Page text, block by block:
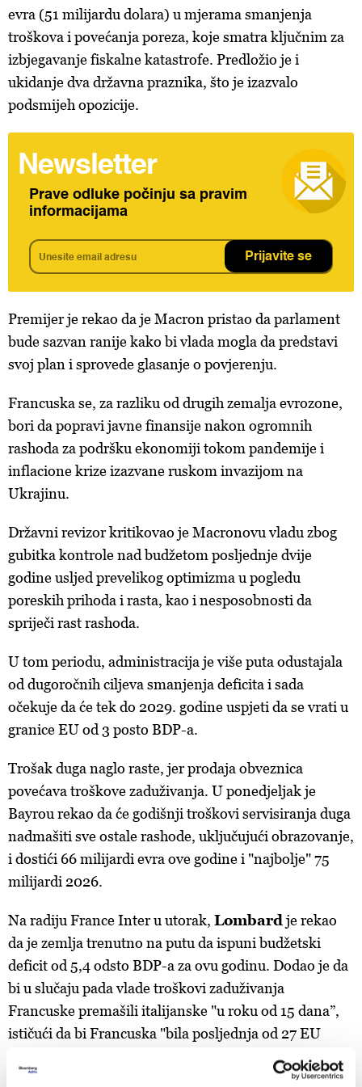
evra (51 milijardu dolara) u mjerama smanjenja
troškova i povećanja poreza, koje smatra ključnim za
izbjegavanje fiskalne katastrofe. Predložio je i
ukidanje dva državna praznika, što je izazvalo
podsmijeh opozicije.
Newsletter
Prave odluke počinju sa pravim
informacijama
Prijavite se
Premijer je rekao da je Macron pristao da parlament
bude sazvan ranije kako bi vlada mogla da predstavi
svoj plan i sprovede glasanje o povjerenju.
Francuska se, za razliku od drugih zemalja evrozone,
bori da popravi javne finansije nakon ogromnih
rashoda za podršku ekonomiji tokom pandemije i
inflacione krize izazvane ruskom invazijom na
Ukrajinu.
Državni revizor kritikovao je Macronovu vladu zbog
gubitka kontrole nad budžetom posljednje dvije
godine usljed prevelikog optimizma u pogledu
poreskih prihoda i rasta, kao i nesposobnosti da
spriječi rast rashoda.
U tom periodu, administracija je više puta odustajala
od dugoročnih ciljeva smanjenja deficita i sada
očekuje da će tek do 2029. godine uspjeti da se vrati u
granice EU od 3 posto BDP-a.
Trošak duga naglo raste, jer prodaja obveznica
povećava troškove zaduživanja. U ponedjeljak je
Bayrou rekao da će godišnji troškovi servisiranja duga
nadmašiti sve ostale rashode, uključujući obrazovanje,
i dostići 66 milijardi evra ove godine i "najbolje" 75
milijardi 2026.
Na radiju France Inter u utorak, Lombardje rekao
da je zemlja trenutno na putu da ispuni budžetski
deficit od 5,4 odsto BDP-a za ovu godinu. Dodao je da
bi u slučaju pada vlade troškovi zaduživanja
Francuske premašili italijanske "u roku od 15 dana”,
ističući da bi Francuska "bila posljednja od 27 EU